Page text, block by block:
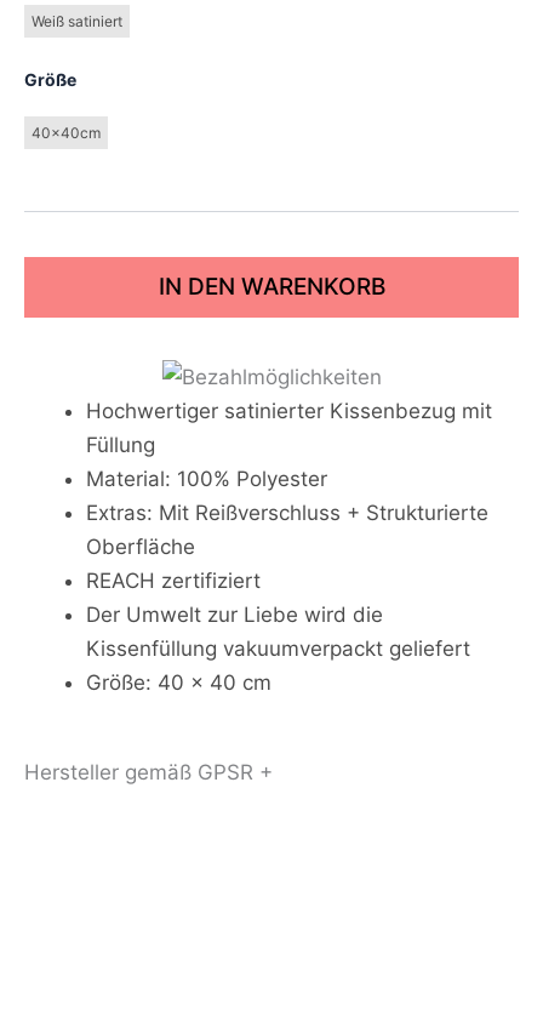
Weiß satiniert
Größe
40x40cm
IN DEN WARENKORB
Hochwertiger satinierter Kissenbezug mit
Füllung
Material: 100% Polyester
Extras: Mit Reißverschluss + Strukturierte
Oberfläche
REACH zertifiziert
Der Umwelt zur Liebe wird die
Kissenfüllung vakuumverpackt geliefert
Größe: 40 x 40 cm
Hersteller gemäß GPSR +